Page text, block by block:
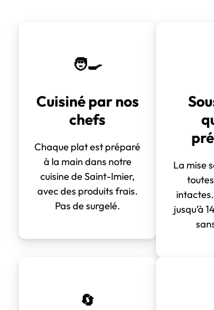
🧑‍🍳
Cuisiné par nos
chefs
Chaque plat est préparé
à la main dans notre
cuisine de Saint-Imier,
avec des produits frais.
Pas de surgelé.
La mise
jusqu’à
🔄